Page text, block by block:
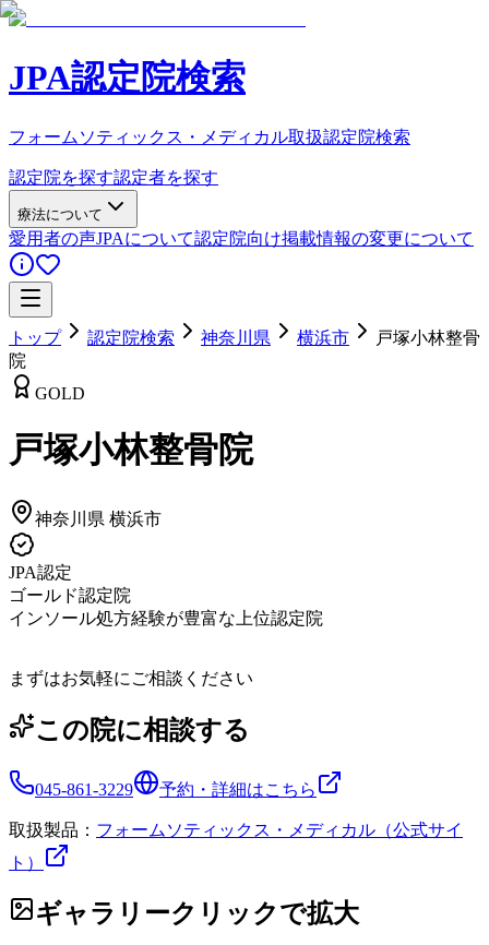
JPA認定院検索
フォームソティックス・メディカル取扱認定院検索
認定院を探す認定者を探す
療法について
愛用者の声JPAについて認定院向け掲載情報の変更について
トップ 認定院検索 神奈川県 横浜市
戸塚小林整骨
院
GOLD
戸塚小林整骨院
神奈川県 横浜市
JPA認定
ゴールド認定院
インソール処方経験が豊富な上位認定院
まずはお気軽にご相談ください
この院に相談する
045-861-3229 予約・詳細はこちら
取扱製品： フォームソティックス・メディカル（公式サイ
ト）
ギャラリークリックで拡大